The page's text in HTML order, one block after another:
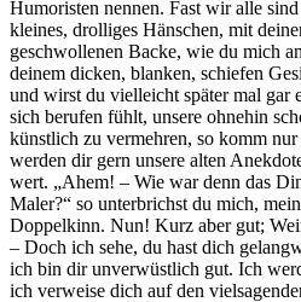
Humoristen nennen. Fast wir alle
kleines, drolliges Hänschen, mit
geschwollenen Backe, wie du mich
deinem dicken, blanken, schiefen
und wirst du vielleicht später mal gar
sich berufen fühlt, unsere ohnehin
künstlich zu vermehren, so komm
werden dir gern unsere alten
wert. „Ahem! – Wie war denn das
Maler?“ so unterbrichst du mich,
Doppelkinn. Nun! Kurz aber gut;
– Doch ich sehe, du hast dich
ich bin dir unverwüstlich gut. Ich
ich verweise dich auf den